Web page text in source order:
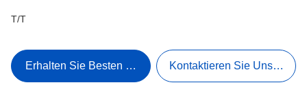
T/T
Erhalten Sie Besten Preis Kontaktieren Sie Uns Jetzt